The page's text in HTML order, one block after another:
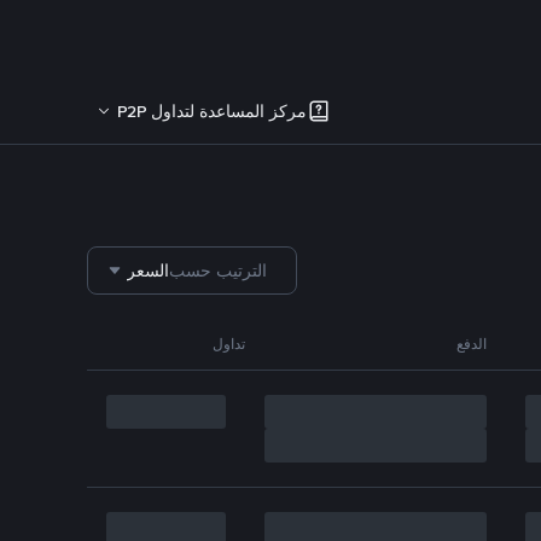
مركز المساعدة لتداول P2P
الترتيب حسبالسعر
الدفع تداول